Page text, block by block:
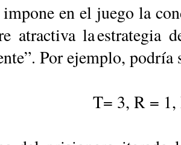
impone en el juego la
atractiva la
Por ejemplo, podría
T= 3, R =